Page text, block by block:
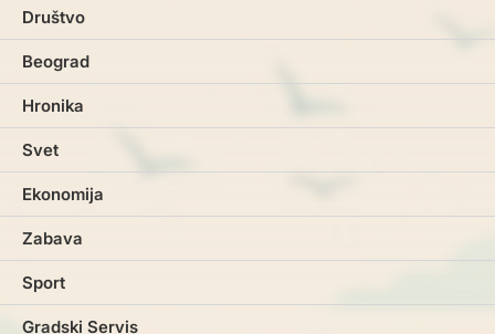
Društvo
Beograd
Hronika
Svet
Ekonomija
Zabava
Sport
Gradski Servis